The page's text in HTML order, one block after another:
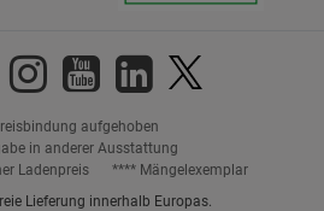
aufgehoben
in anderer Ausstattung
Ladenpreis
**** Mängelexemplar
Lieferung innerhalb Europas.